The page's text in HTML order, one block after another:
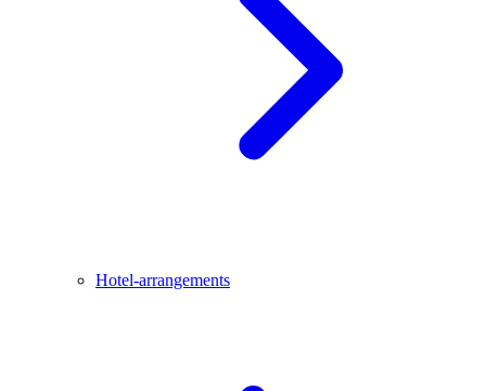
Hotel-arrangements